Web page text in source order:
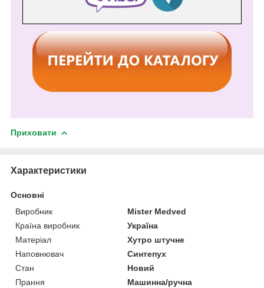
Приховати
Характеристики
Основні
Виробник
Mister Medved
Країна виробник
Україна
Матеріал
Хутро штучне
Наповнювач
Синтепух
Стан
Новий
Прання
Машинна/ручна